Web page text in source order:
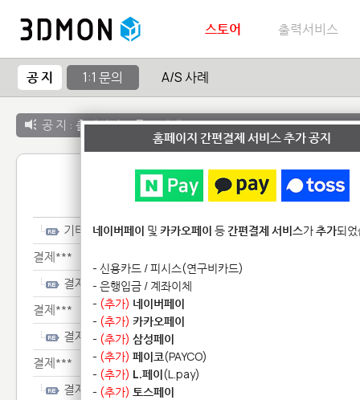
스토어 출력서비스
공 지 1:1 문의 A/S 사례
공 지 : 출력서비스 종료 안내
1:1 문
기타**************
결제***
결제***
결제***
결제***
결제***
결제***
홈페이지 간편결제 서비스 추가 공지
네이버페이 및 카카오페이 등간편결제 서비스가추가되
- 신용카드 / 피시스(연구비카드)
- 은행입금 / 계좌이체
- (추가) 네이버페이
- (추가) 카카오페이
- (추가) 삼성페이
- (추가) 페이코(PAYCO)
- (추가) L.페이(L.pay)
- (추가) 토스페이